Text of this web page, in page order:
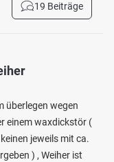
19 Beiträge
überlegen wegen
einem waxdickstör (
jeweils mit ca.
) , Weiher ist